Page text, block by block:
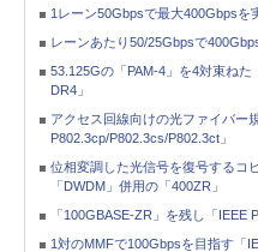
1レーン50Gbpsで最大400Gbpsを
レーンあたり50/25Gbpsで
53.125Gの「PAM-4」を4対束ね
DR4」
アクセス回線向けの光ファイバー
P802.3cp/P802.3cs/P802.3ct」
位相変調した光信号を復号するコ
「DWDM」併用の「400ZR」
「100GBASE-ZR」を残し「IEEE
1対のMMFで100Gbpsを目指す「